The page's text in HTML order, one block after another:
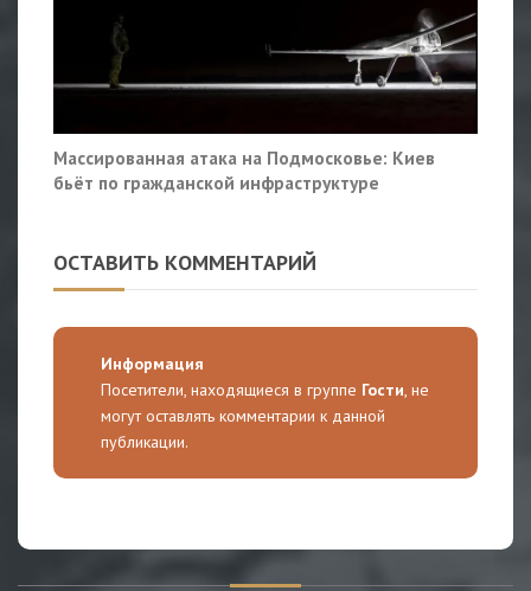
Массированная атака на Подмосковье: Киев
бьёт по гражданской инфраструктуре
ОСТАВИТЬ КОММЕНТАРИЙ
Информация
Посетители, находящиеся в группе Гости, не
могут оставлять комментарии к данной
публикации.